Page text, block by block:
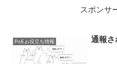
スポンサ
PoEお役立ち情報 通報さ